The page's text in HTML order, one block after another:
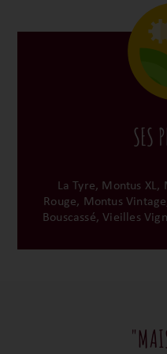
SES
La Tyre, Montus
Rouge, Montus
Bouscassé, Vieilles